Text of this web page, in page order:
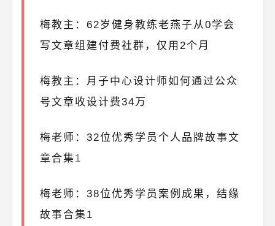
梅教主：62岁健身教练老燕子从0学会
写文章组建付费社群，仅用2个月
梅教主：月子中心设计师如何通过公众
号文章收设计费34万
梅老师：32位优秀学员个人品牌故事文
章合集 1
梅老师：38位优秀学员案例成果，结缘
故事合集1